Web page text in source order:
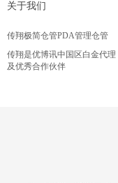
关于我们
传翔极简仓管PDA管理仓管
传翔是优博讯中国区白金代理
及优秀合作伙伴